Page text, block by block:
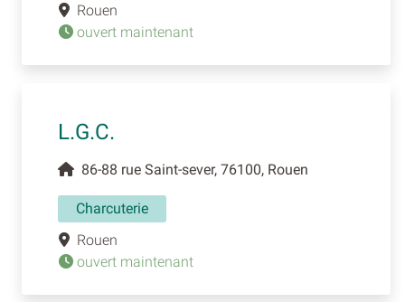
Rouen
ouvert maintenant
L.G.C.
86-88 rue Saint-sever, 76100, Rouen
Charcuterie
Rouen
ouvert maintenant